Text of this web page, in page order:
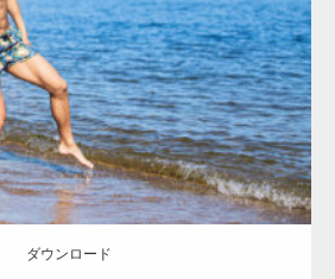
オレンジの人 AKIHITO(細マッチョ) 大胸筋
脚
ド
ダウンロード
FMラジオ番組「ONE MORNING」
介さ…
「所さん！事件ですよ」に取材されまし
6/8放送）